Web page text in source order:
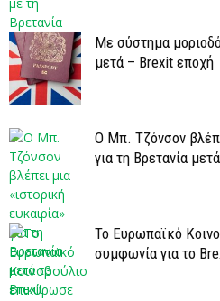
Με σύστημα
μετά – Brexit εποχή
Ο Μπ. Τζόνσον
για τη Βρετανία
Το Ευρωπαϊκό
συμφωνία για το